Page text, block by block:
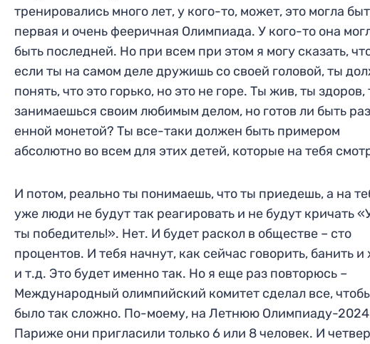
тренировались многолет, у кого-то, может, это могла
первая и очень фееричная Олимпиада. У кого-то она
быть последней. Но при всем при этом я могу сказать,
если ты на самом деле дружишь со своей головой,ты
понять,что это горько, но это не горе. Ты жив, ты здоров,
занимаешься своим любимым делом, но готов ли быть
енной монетой? Ты все-таки должен быть примером
абсолютно во всем для этих детей, которые на тебя
И потом, реально ты понимаешь, что ты приедешь, а на
уже люди не будут так реагировать и не будут кричать
ты победитель!». Нет. И будет раскол в обществе – сто
процентов. И тебя начнут, как сейчас говорить, банить и
и т.д. Это будет именно так. Но я еще раз повторюсь –
Международный олимпийский комитет сделал все,
было так сложно. По-моему, на Летнюю Олимпиаду-2024
Париже они пригласили только 6 или 8 человек. И